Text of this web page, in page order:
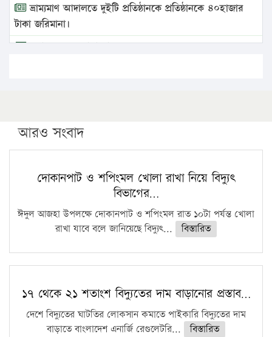
ভ্রাম্যমাণ আদালতে দুইটি প্রতিষ্ঠানকে প্রতিষ্ঠানকে ৪০হাজার
টাকা জরিমানা।
এবার লঞ্চের ভাড়া বাড়ল
পিএইচডি করছেন কুয়েটের কৃতি…
সারা দেশে বজ্রাঘাতে ১৪ জনের প্রাণহানি
কঠোর হচ্ছে এসএসসি ও এইচএসসি পরীক্ষা
ফরিদগঞ্জে আগুনে পুড়লো ৬ ব্যবসা প্রতিষ্ঠান
আরও সংবাদ
দোকানপাট ও শপিংমল খোলা রাখা নিয়ে বিদ্যুৎ
বিভাগের…
ঈদুল আজহা উপলক্ষে দোকানপাট ও শপিংমল রাত ১০টা পর্যন্ত খোলা
রাখা যাবে বলে জানিয়েছে বিদ্যুৎ...
বিস্তারিত
১৭ থেকে ২১ শতাংশ বিদ্যুতের দাম বাড়ানোর প্রস্তাব…
দেশে বিদ্যুতের ঘাটতির লোকসান কমাতে পাইকারি বিদ্যুতের দাম
বাড়াতে বাংলাদেশ এনার্জি রেগুলেটরি...
বিস্তারিত